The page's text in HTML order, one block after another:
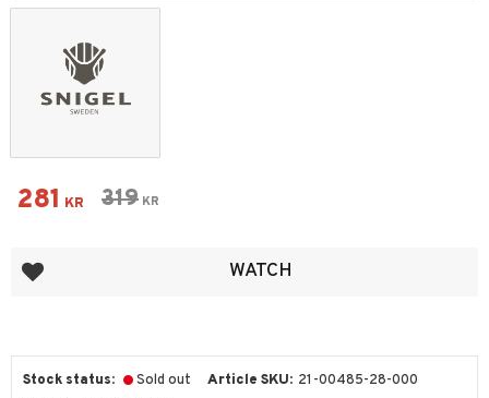
Reduced price:
281 KR Original price:
319 KR
Add to favorites WATCH
Stock status Sold out Article SKU
21-00485-28-000